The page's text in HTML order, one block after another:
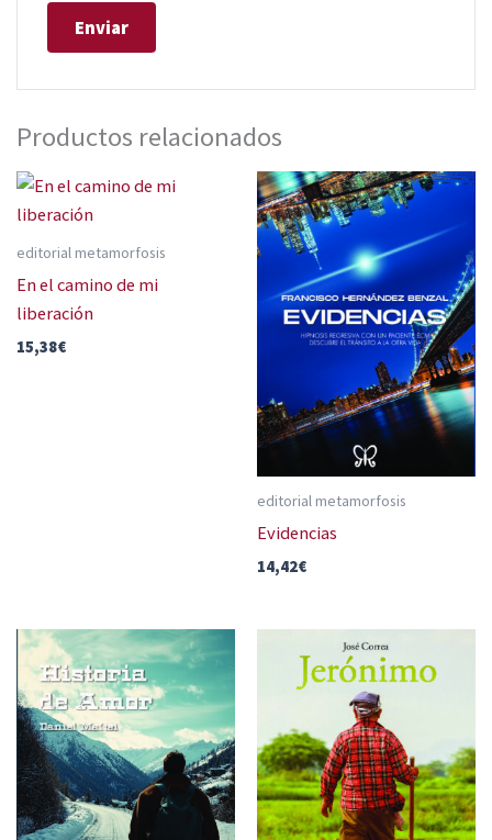
Productos relacionados
editorial metamorfosis
En el camino de mi
liberación
15,38€
editorial metamorfosis
Evidencias
14,42€